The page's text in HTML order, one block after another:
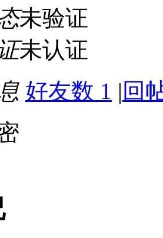
未验证
未认证
好友数 1 | 回